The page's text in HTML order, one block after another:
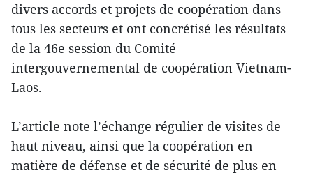
divers accords et projets de coopération dans
tous les secteurs et ont concrétisé les résultats
de la 46e session du Comité
intergouvernemental de coopération Vietnam-
Laos.
L’article note l’échange régulier de visites de
haut niveau, ainsi que la coopération en
matière de défense et de sécurité de plus en